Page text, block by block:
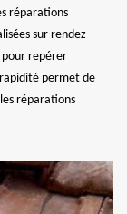
réparations
sur rendez-
pour repérer
permet de
réparations